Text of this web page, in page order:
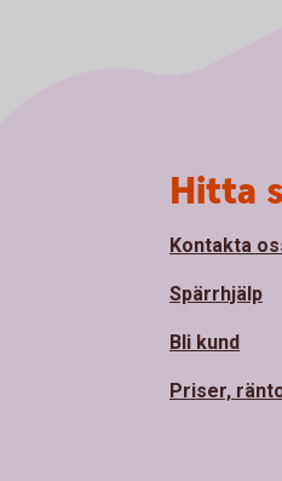
Hitta
Kontakta
Spärrhjälp
Bli kund
Priser,